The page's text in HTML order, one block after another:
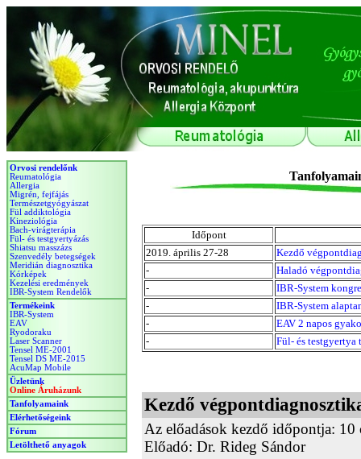
Orvosi rendelőnk
Reumatológia
Allergia
Migrén, fejfájás
Természetgyógyászat
Fül addiktológia
Kineziológia
Bach-virágterápia
Fül- és testgyertyázás
Shiatsu masszázs
Szenvedély betegségek
Meridián diagnosztika
Kórképek
Kezelési eredmények
IBR-System Rendelők
Termékeink
IBR-System
EAV
Ryodoraku
Laser Scanner
Tensel ME-2001
Tensel DS ME-2015
AcuMap Mobile
Üzletünk
Online Áruházunk
Tanfolyamaink
Elérhetőségeink
Fórum
Letölthető anyagok